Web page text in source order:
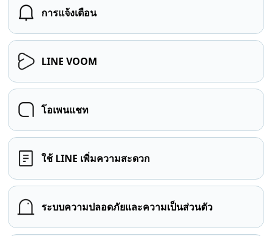
การแจ้งเตือน
LINE VOOM
โอเพนแชท
ใช้ LINE เพิ่มความสะดวก
ระบบความปลอดภัยและความเป็นส่วนตัว